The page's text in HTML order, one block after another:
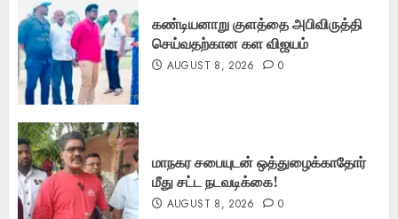
கண்டியனாறு குளத்தை அபிவிருத்தி
செய்வதற்கான கள விஜயம்
AUGUST 8, 2026 0
மாநகர சபையுடன் ஒத்துழைக்காதோர்
மீது சட்ட நடவடிக்கை!
AUGUST 8, 2026 0